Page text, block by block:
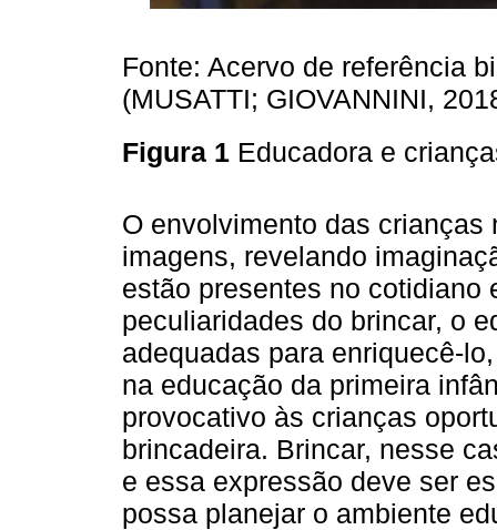
Fonte: Acervo de referência
(MUSATTI; GIOVANNINI,
Figura 1 Educadora e
O envolvimento das crianças
imagens, revelando
estão presentes no cotidiano
peculiaridades do brincar, o
adequadas para enriquecê-
na educação da primeira
provocativo às crianças
brincadeira. Brincar, nesse
e essa expressão deve ser
possa planejar o ambiente